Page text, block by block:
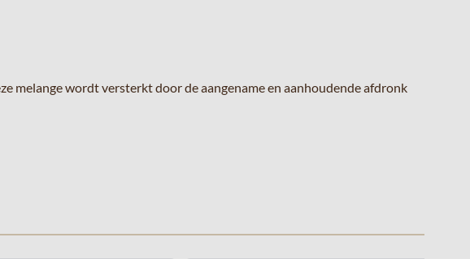
melange wordt versterkt door de aangename en aanhoudende afdronk